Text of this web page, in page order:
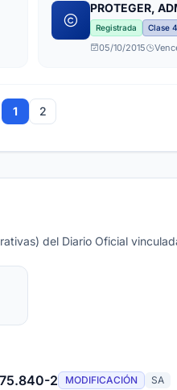
PROTEGER,
SERVICIOS
Registrada Clase
05/10/2015
1 2
del Diario Oficial
2 MODIFICACIÓN SA